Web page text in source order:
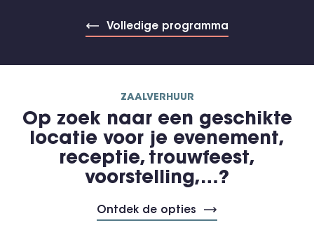
Volledige programma
ZAALVERHUUR
Op zoek naar een geschikte
locatie voor je evenement,
receptie, trouwfeest,
voorstelling,…?
Ontdek de opties